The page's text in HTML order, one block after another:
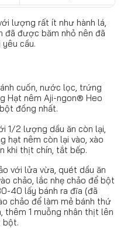
lượng rất ít như hành lá,
đã được băm nhỏ nên đã
cầu.
cuốn, nước lọc, trứng
Hạt nêm Aji-ngon® Heo
đồng nhất.
1/2 lượng dầu ăn còn lại,
hạt nêm còn lại vào, xào
khi thịt chín, tắt bếp.
với lửa vừa, quét dầu ăn
chảo, lắc nhẹ chảo để bột
40 lấy bánh ra đĩa (đã
chảo để làm mẻ bánh thứ
thêm 1 muỗng nhân thịt lên
bột.